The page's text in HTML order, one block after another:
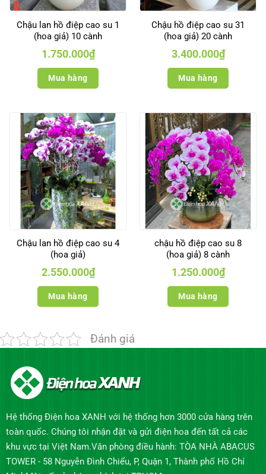
Chậu lan hồ điệp cao su 1
(hoa giả) 10 cành
1.750.000₫
Mua hàng
Chậu hồ điệp cao su 31
(hoa giả) 20 cành
3.400.000₫
Mua hàng
Chậu lan hồ điệp cao su 4
(hoa giả)
2.550.000₫
Mua hàng
chậu hồ điệp cao su 8
(hoa giả) 8 cành
1.250.000₫
Mua hàng
Đánh giá
Hệ thống Điện hoa XANH với hệ thống hơn 3000 cửa hàng trên
toàn quốc. Chúng tôi nhận đặt và gửi điện hoa đến tất cả các
khu vực tại Việt Nam.Văn phòng điều hành: TÒA NHÀ ABACUS
TOWER - 58 Nguyễn Đình Chiểu, P, Quận 1, Thành phố Hồ Chí